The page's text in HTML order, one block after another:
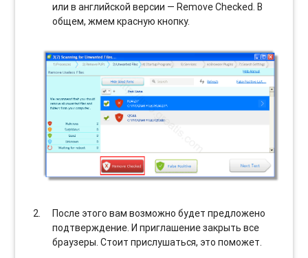
или в английской версии — Remove Checked. В
общем, жмем красную кнопку.
После этого вам возможно будет предложено
подтверждение. И приглашение закрыть все
браузеры. Стоит прислушаться, это поможет.